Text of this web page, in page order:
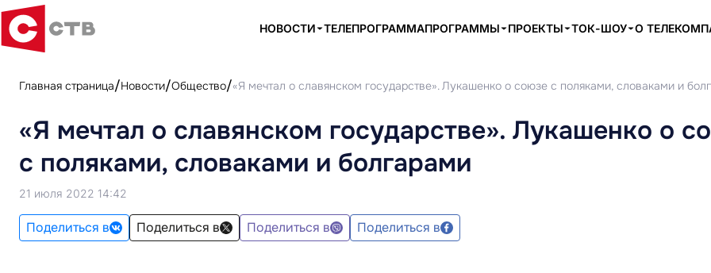
НОВОСТИ ТЕЛЕПРОГРАММАПРОГРАММЫ ПРОЕКТЫ ТОК-ШОУ О
Главная страница Новости Общество «Я мечтал о славянском государстве». Лукашенко о союзе с поляками, словаками и
«Я мечтал о славянском государстве». Лукашенко о
с поляками, словаками и болгарами
21 июля 2022 14:42
Поделиться в Поделиться в Поделиться в Поделиться в